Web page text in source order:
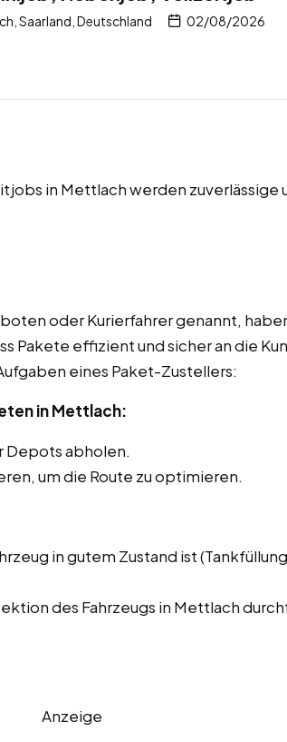
Saarland, Deutschland 02/08/2026
in Mettlach werden zuverlässige
oder Kurierfahrer genannt,
Pakete effizient und sicher an die
eines Paket-Zustellers:
in Mettlach:
Depots abholen.
um die Route zu optimieren.
in gutem Zustand ist
des Fahrzeugs in Mettlach
Anzeige